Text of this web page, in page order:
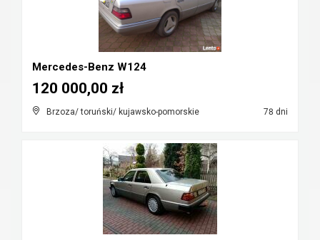
Mercedes-Benz W124
Brzoza/ toruński/ kujawsko-pomorskie 78 dni
120 000,00 zł